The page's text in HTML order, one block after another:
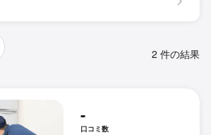
2 件の結果
-
口コミ数